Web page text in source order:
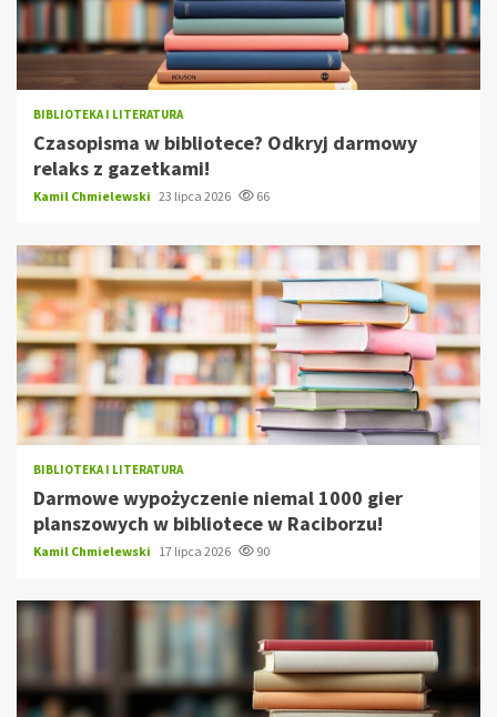
BIBLIOTEKA I LITERATURA
Czasopisma w bibliotece? Odkryj darmowy
relaks z gazetkami!
Kamil Chmielewski 23 lipca 2026 66
BIBLIOTEKA I LITERATURA
Darmowe wypożyczenie niemal 1000 gier
planszowych w bibliotece w Raciborzu!
Kamil Chmielewski 17 lipca 2026 90